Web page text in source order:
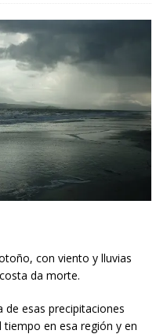
con viento y lluvias
da morte.
de esas precipitaciones
en esa región y en